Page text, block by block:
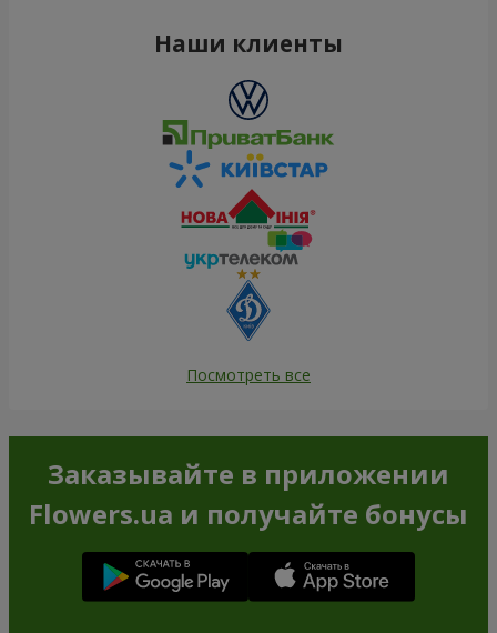
Наши клиенты
Посмотреть все
Заказывайте в приложении
Flowers.ua и получайте бонусы